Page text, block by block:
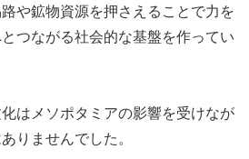
や鉱物資源を押さえることで力を
つながる社会的な基盤を作ってい
はメソポタミアの影響を受けなが
りませんでした。